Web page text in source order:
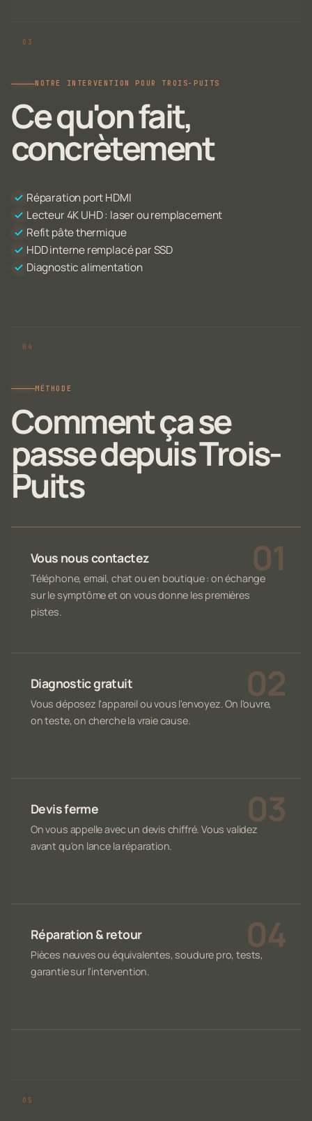
NOTRE INTERVENTION POUR TROIS-PUITS
Ce qu'on fait,
concrètement
Réparation port HDMI
Lecteur 4K UHD : laser ou remplacement
Refit pâte thermique
HDD interne remplacé par SSD
Diagnostic alimentation
MÉTHODE
Comment ça se
passe depuis Trois-
Puits
Vous nous contactez
Téléphone, email, chat ou en boutique : on échange
sur le symptôme et on vous donne les premières
pistes.
Diagnostic gratuit
Vous déposez l'appareil ou vous l'envoyez. On l'ouvre,
on teste, on cherche la vraie cause.
Devis ferme
On vous appelle avec un devis chiffré. Vous validez
avant qu'on lance la réparation.
Réparation & retour
Pièces neuves ou équivalentes, soudure pro, tests,
garantie sur l'intervention.